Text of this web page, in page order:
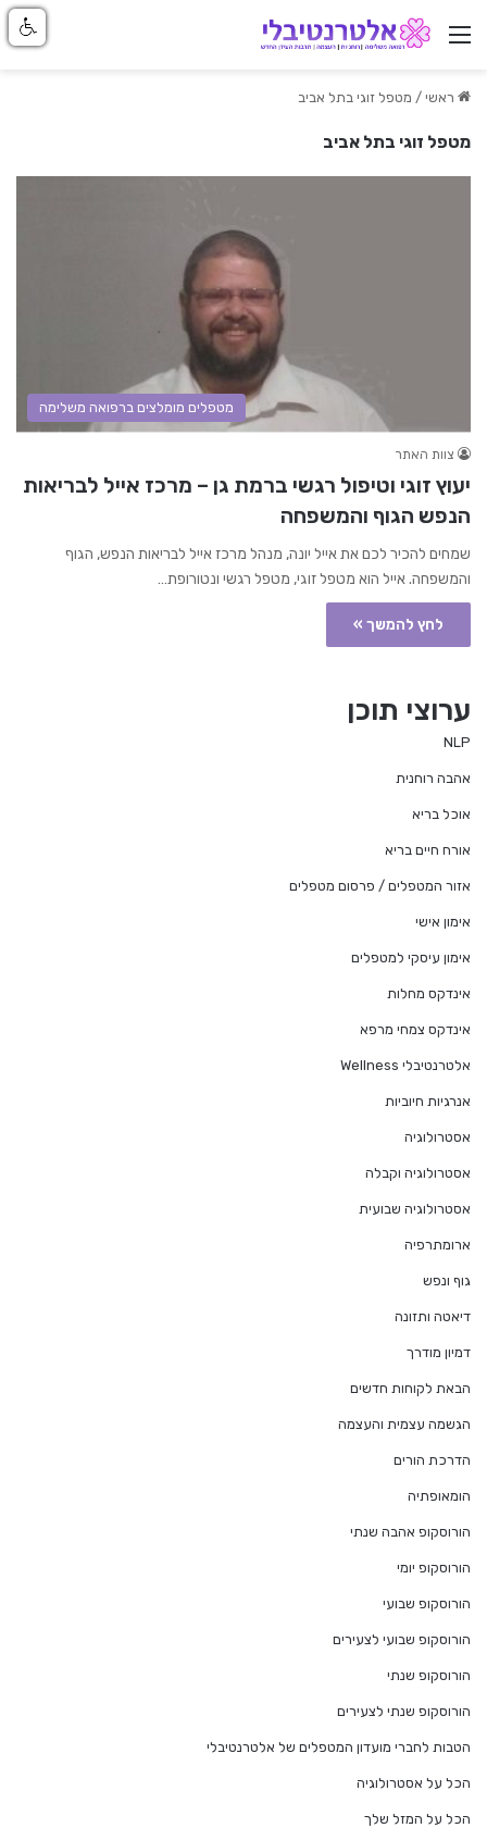
ניווט באתר
ראשי / מטפל זוגי בתל אביב
מטפל זוגי בתל אביב
מטפלים מומלצים ברפואה משלימה
צוות האתר
יעוץ זוגי וטיפול רגשי ברמת גן – מרכז אייל לבריאות
הנפש הגוף והמשפחה
שמחים להכיר לכם את אייל יונה, מנהל מרכז אייל לבריאות הנפש, הגוף
והמשפחה. אייל הוא מטפל זוגי, מטפל רגשי ונטורופת…
לחץ להמשך »
ערוצי תוכן
NLP
אהבה רוחנית
אוכל בריא
אורח חיים בריא
אזור המטפלים / פרסום מטפלים
אימון אישי
אימון עיסקי למטפלים
אינדקס מחלות
אינדקס צמחי מרפא
אלטרנטיבלי Wellness
אנרגיות חיוביות
אסטרולוגיה
אסטרולוגיה וקבלה
אסטרולוגיה שבועית
ארומתרפיה
גוף ונפש
דיאטה ותזונה
דמיון מודרך
הבאת לקוחות חדשים
הגשמה עצמית והעצמה
הדרכת הורים
הומאופתיה
הורוסקופ אהבה שנתי
הורוסקופ יומי
הורוסקופ שבועי
הורוסקופ שבועי לצעירים
הורוסקופ שנתי
הורוסקופ שנתי לצעירים
הטבות לחברי מועדון המטפלים של אלטרנטיבלי
הכל על אסטרולוגיה
הכל על המזל שלך